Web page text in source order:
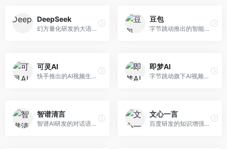
DeepSeek
幻方量化研发的大语言模型平台，专注于深度推理和代码生成能力。面向开发者、研究人员和技术爱好者，提供强大的逻辑推理和数学计算功能，开源生态完善，API接口友好。
豆包
字节跳动推出的智能对话助手平台，提供文本创作、知识问答、英语学习等多种AI服务。面向普通用户和内容创作者，支持多轮对话和文件解析，免费使用，响应速度快，中文理解能力强。
可灵AI
快手推出的AI视频生成平台，支持文生视频和图生视频，可生成长达2分钟的高质量视频内容。面向短视频创作者和营销人员，操作简便，生成效果逼真，适合商业推广和创意表达。
即梦AI
字节跳动旗下AI视频创作平台，支持多模态内容生成。面向内容创作者和营销人员，提供文生视频、图生视频、智能剪辑等功能，中文理解能力强，创作效率高。
智谱清言
智谱AI研发的对话语言模型，支持中英双语交互。面向中文用户和开发者，提供知识问答、代码编写、文档解读等服务，开源生态完善，学术研究背景深厚。
文心一言
百度研发的知识增强大语言模型，深度融合百度知识图谱和搜索能力。面向中文用户，提供知识问答、文本创作、逻辑推理等服务，中文语境理解准确，知识覆盖面广。